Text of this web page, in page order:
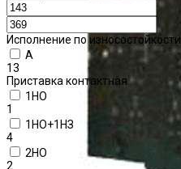
Исполнение по износостойкости
А
13
Приставка контактная
1НО
1
1НО+1НЗ
4
2НО
2